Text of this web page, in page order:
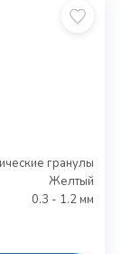
гранулы
Желтый
0.3 - 1.2 мм